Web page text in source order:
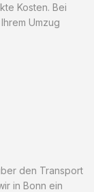
Kosten. Bei
Umzug
den Transport
in Bonn ein